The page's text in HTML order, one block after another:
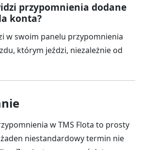
przypomnienia dodane
konta?
w swoim panelu przypomnienia
którym jeździ, niezależnie od
w TMS Flota to prosty
niestandardowy termin nie